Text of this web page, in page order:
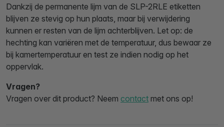
Dankzij de permanente lijm van de SLP-2RLE etiketten
blijven ze stevig op hun plaats, maar bij verwijdering
kunnen er resten van de lijm achterblijven. Let op: de
hechting kan variëren met de temperatuur, dus bewaar ze
bij kamertemperatuur en test ze indien nodig op het
oppervlak.
Vragen?
Vragen over dit product? Neem contact met ons op!